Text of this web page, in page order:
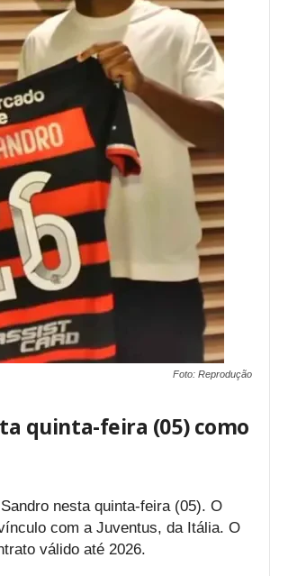
Foto: Reprodução
quinta-feira (05) como
nesta quinta-feira (05). O
com a Juventus, da Itália. O
válido até 2026.